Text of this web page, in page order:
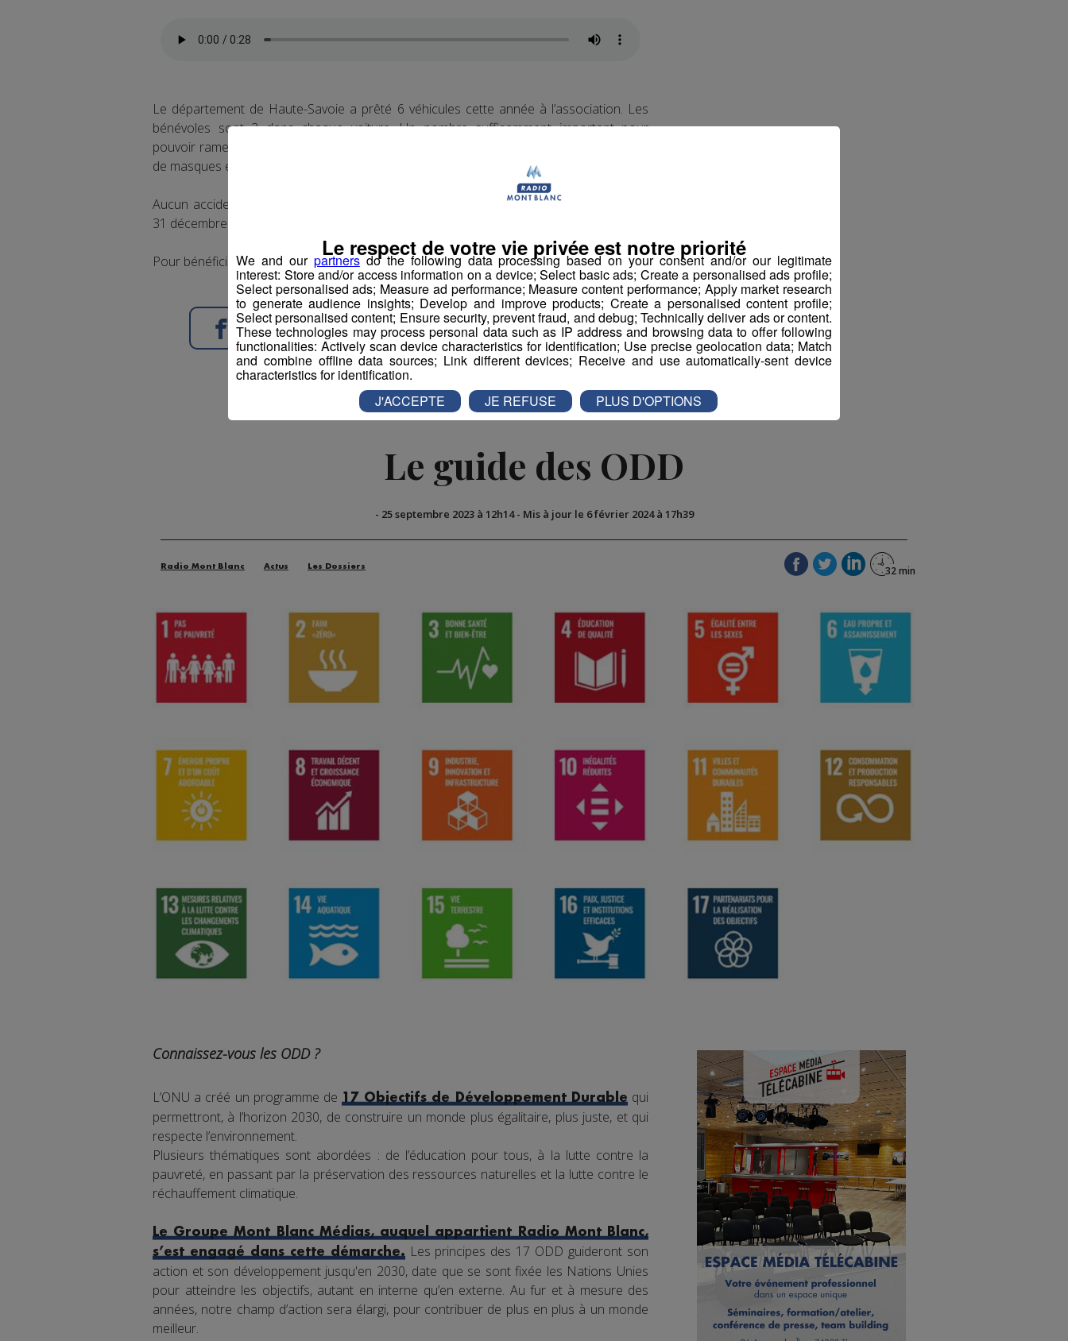
Le département de Haute-Savoie a prêté 6 véhicules cette année à l’association. Les
bénévoles sont 3 dans chaque voiture. Un nombre suffisamment important pour
pouvoir ramener la voiture de la personne raccompagnée chez elle. Ils seront équipés
de masques et de gel cette année.
Aucun accident mortel n’est dû à l’alcool depuis 2005 en Haute-Savoie dans la nuit du
31 décembre.
Pour bénéficier du service, il faut contacter le numéro vert gratuit : 0 800 099 757.
Partager sur Facebook Partager sur Twitter
Le guide des ODD
- 25 septembre 2023 à 12h14- Mis à jour le 6 février 2024 à 17h39
Radio Mont Blanc Actus Les Dossiers
Connaissez-vous les ODD ?
L’ONU a créé un programme de17 Objectifs de Développement Durablequi
permettront, à l’horizon 2030, de construire un monde plus égalitaire, plus juste, et qui
respecte l’environnement.
Plusieurs thématiques sont abordées : de l’éducation pour tous, à la lutte contre la
pauvreté, en passant par la préservation des ressources naturelles et la lutte contre le
réchauffement climatique.
Le Groupe Mont Blanc Médias, auquel appartient Radio Mont Blanc,
s’est engagé dans cette démarche.Les principes des 17 ODD guideront son
action et son développement jusqu'en 2030, date que se sont fixée les Nations Unies
pour atteindre les objectifs, autant en interne qu’en externe. Au fur et à mesure des
années, notre champ d’action sera élargi, pour contribuer de plus en plus à un monde
meilleur.
We and our partnersdo the following data processing based on your consent and/or our legitimate
interest: Store and/or access information on a device; Select basic ads; Create a personalised ads profile;
Select personalised ads; Measure ad performance; Measure content performance; Apply market research
to generate audience insights; Develop and improve products; Create a personalised content profile;
Select personalised content; Ensure security, prevent fraud, and debug; Technically deliver ads or content.
These technologies may process personal data such as IP address and browsing data to offer following
functionalities: Actively scan device characteristics for identification; Use precise geolocation data; Match
and combine offline data sources; Link different devices; Receive and use automatically-sent device
characteristics for identification.
Le respect de votre vie privée est notre priorité
J'ACCEPTE JE REFUSE PLUS D'OPTIONS